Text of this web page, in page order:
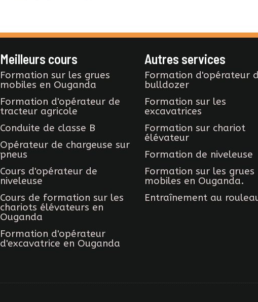
Meilleurs cours
Formation sur les grues
mobiles en Ouganda
Formation d'opérateur de
tracteur agricole
Conduite de classe B
Opérateur de chargeuse sur
pneus
Cours d'opérateur de
niveleuse
Cours de formation sur les
chariots élévateurs en
Ouganda
Formation d'opérateur
d'excavatrice en Ouganda
Autres services
Formation d'opérateur
bulldozer
Formation sur les
excavatrices
Formation sur chariot
élévateur
Formation de niveleuse
Formation sur les grues
mobiles en Ouganda.
Entraînement au